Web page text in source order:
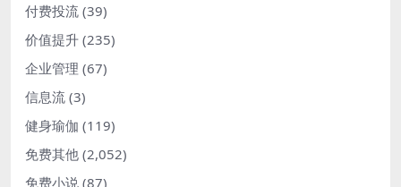
付费投流 (39)
价值提升 (235)
企业管理 (67)
信息流 (3)
健身瑜伽 (119)
免费其他 (2,052)
免费小说 (87)